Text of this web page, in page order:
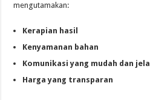
mengutamakan:
Kerapian hasil
Kenyamanan bahan
Komunikasi yang mudah dan
Harga yang transparan